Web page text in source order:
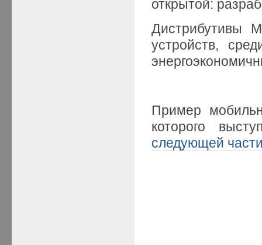
открытой:
Дистрибутивы
устройств,
Пример
которого
следующей